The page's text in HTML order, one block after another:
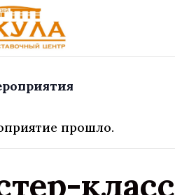
прошло.